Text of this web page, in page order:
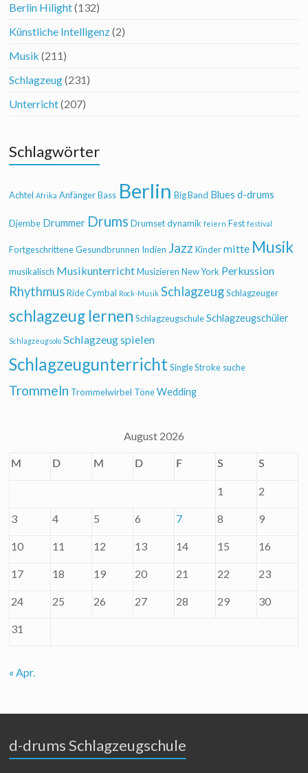
Berlin Hilight(132)
Künstliche Intelligenz(2)
Musik (211)
Schlagzeug(231)
Unterricht(207)
Schlagwörter
Achtel Afrika Anfänger Bass Berlin Big Band Blues d-drums
Djembe Drummer Drums Drumset dynamik feiern Fest festival
Fortgeschrittene Gesundbrunnen Indien Jazz Kinder mitte Musik
musikalisch Musikunterricht Musizieren New York Perkussion
Rhythmus Ride Cymbal Rock-Musik Schlagzeug Schlagzeuger
schlagzeug lernen Schlagzeugschule Schlagzeugschüler
Schlagzeugsolo Schlagzeug spielen
Schlagzeugunterricht Single Stroke suche
Trommeln Trommelwirbel Töne Wedding
August 2026
M D M D F S S
1 2
3 4 5 6 7 8 9
10 11 12 13 14 15 16
17 18 19 20 21 22 23
24 25 26 27 28 29 30
31
« Apr.
d-drums Schlagzeugschule